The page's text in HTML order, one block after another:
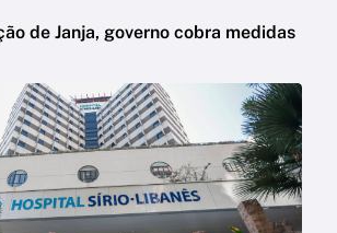
de Janja, governo cobra medidas